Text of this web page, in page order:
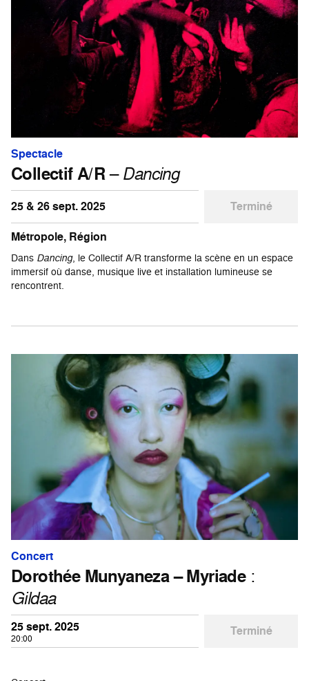
Spectacle
Collectif A/R–Dancing
25 & 26 sept. 2025
Terminé
Métropole, Région
Dans Dancing, le Collectif A/R transforme la scène en un espace
immersif où danse, musique live et installation lumineuse se
rencontrent.
Concert
Dorothée Munyaneza – Myriade:
Gildaa
25 sept. 2025
20:00 Terminé